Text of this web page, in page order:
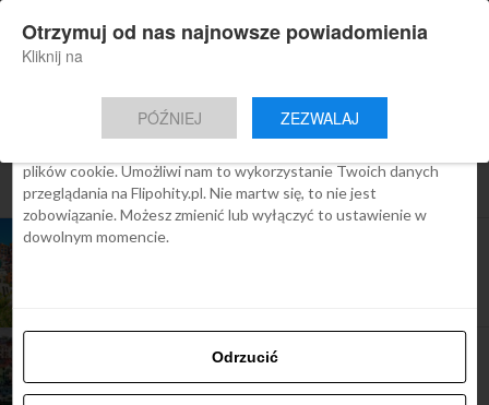
Nowa aplikacja Flipohity
Aktualne wiadomości, artykuły, TOP
Instalacja
All posts tagged "cinque terre"
TOP OFERTY
TOP OFERTY
ze śniadaniami
Zgoda Szczegóły O cookies
Ta strona używa plików cookies
We Flipo robimy wszystko, aby pokazać Ci tylko te treści, które
plików cookie. Umożliwi nam to wykorzystanie Twoich danych
przeglądania na Flipohity.pl. Nie martw się, to nie jest
zobowiązanie. Możesz zmienić lub wyłączyć to ustawienie w
dowolnym momencie.
Odrzucić
Otrzymuj od nas najnowsze powiadomienia
Kliknij na
PÓŹNIEJ ZEZWALAJ